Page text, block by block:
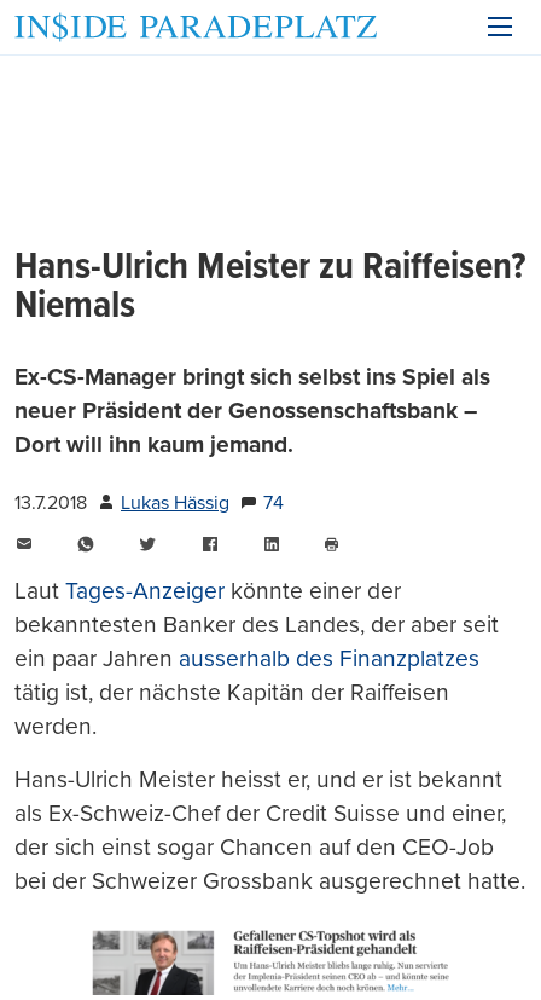
Hans-Ulrich Meister zu Raiffeisen?
Niemals
Ex-CS-Manager bringt sich selbst ins Spiel als
neuer Präsident der Genossenschaftsbank –
Dort will ihn kaum jemand.
13.7.2018 Lukas Hässig
74
WhatsAppTwitter FacebookLinkedIn
drucken
Laut Tages-Anzeiger könnte einer der
bekanntesten Banker des Landes, der aber seit
ein paar Jahren ausserhalb des Finanzplatzes
tätig ist, der nächste Kapitän der Raiffeisen
werden.
Hans-Ulrich Meister heisst er, und er ist bekannt
als Ex-Schweiz-Chef der Credit Suisse und einer,
der sich einst sogar Chancen auf den CEO-Job
bei der Schweizer Grossbank ausgerechnet hatte.